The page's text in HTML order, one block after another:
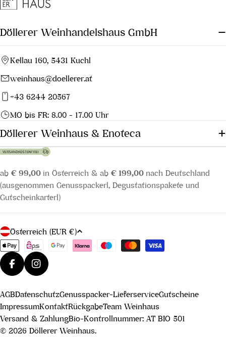
Döllerer Weinhandelshaus GmbH
Kellau 160, 5431 Kuchl
weinhaus@doellerer.at
+43 6244 20567
MO bis FR: 8.00 - 17.00 Uhr
Döllerer Weinhaus & Enoteca
ab € 99,00 in Österreich & ab € 199,00 nach Deutschland
(ausgenommen Genusspackerl, Degustationspakete und
Gutscheinkarterl)
L
a
n
d
R
e
g
Österreich (EUR €)
Zahlungsmethoden
FacebookInstagram
© 2026 Döllerer Weinhaus.
AGBDatenschutzGenusspacker-LieferserviceGutscheine
ImpressumKontaktRückgabeTeam Weinhaus
Versand & ZahlungBio-Kontrollnummer: AT BIO 501